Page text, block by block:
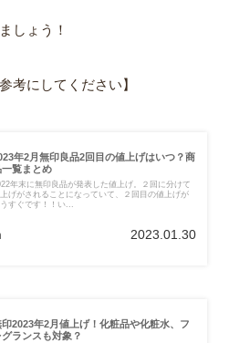
しょう！
考にしてください】
年2月無印良品2回目の値上げはいつ？商
一覧まとめ
年末に無印良品が発表した値上げ。２回に分けて
げがされることになっていて、２回目の値上げが
うすぐです！！い...
2023.01.30
印2023年2月値上げ！化粧品や化粧水、フ
グランスも対象？